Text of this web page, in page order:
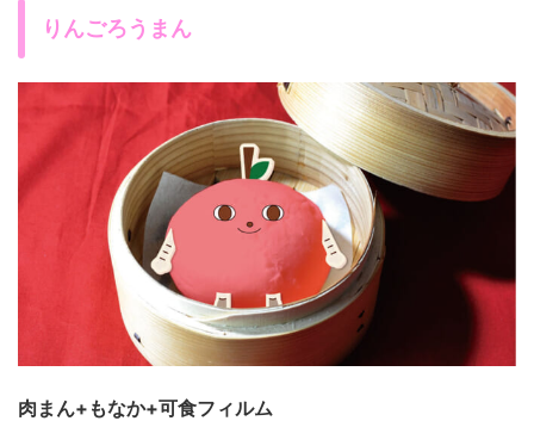
りんごろうまん
肉まん+もなか+可食フィルム